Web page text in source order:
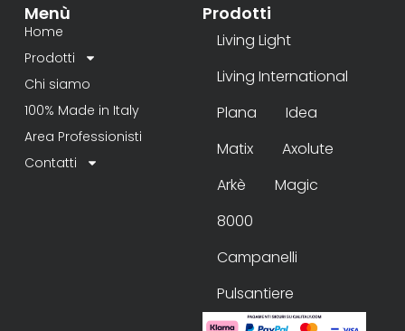
Menù
Home
Prodotti
Chi siamo
100% Made in Italy
Area Professionisti
Contatti
Prodotti
Living Light
Living International
Plana
Idea
Matix
Axolute
Arkè
Magic
8000
Campanelli
Pulsantiere